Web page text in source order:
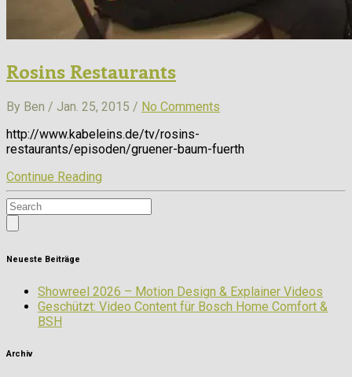
Rosins Restaurants
By Ben / Jan. 25, 2015 / No Comments
http://www.kabeleins.de/tv/rosins-
restaurants/episoden/gruener-baum-fuerth
Continue Reading
Neueste Beiträge
Showreel 2026 – Motion Design & Explainer Videos
Geschützt: Video Content für Bosch Home Comfort &
BSH
Archiv